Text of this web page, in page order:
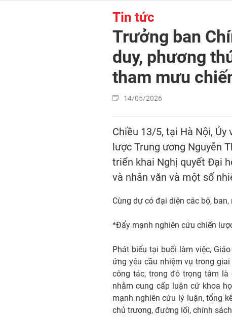
Tin tức
Trưởng ban
duy, phương
tham mưu
14/05/2026
Chiều 13/5, tại Hà Nội,
lược Trung ương Nguyễn
triển khai Nghị quyết Đại
và nhân văn và một số
Cùng dự có đại diện các bộ,
*Đẩy mạnh nghiên cứu chiến
Phát biểu tại buổi làm việc,
ứng yêu cầu nhiệm vụ trong
công tác, trong đó trọng tâm
nhằm cung cấp luận cứ khoa
mạnh nghiên cứu lý luận, tổng
chủ trương, đường lối, chính